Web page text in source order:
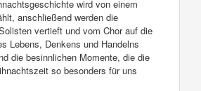
wird von einem
anschließend werden die
vertieft und vom Chor auf die
Lebens, Denkens und Handelns
die besinnlichen Momente, die die
so besonders für uns